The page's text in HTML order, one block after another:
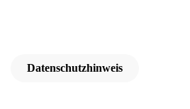
Datenschutzhinweis